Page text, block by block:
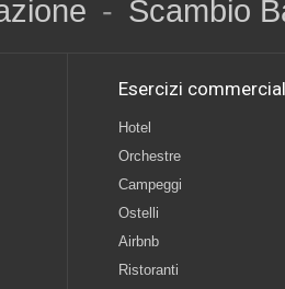
- Scambio
Esercizi
Hotel
Orchestre
Campeggi
Ostelli
Airbnb
Ristoranti